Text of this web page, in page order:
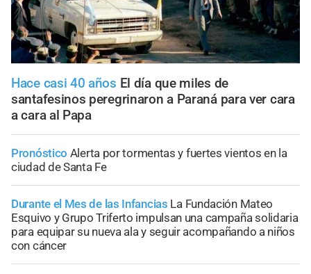
Hace casi 40 años El día que miles de
santafesinos peregrinaron a Paraná para ver cara
a cara al Papa
Pronóstico Alerta por tormentas y fuertes vientos en la
ciudad de Santa Fe
Durante el Mes de las Infancias La Fundación Mateo
Esquivo y Grupo Triferto impulsan una campaña solidaria
para equipar su nueva ala y seguir acompañando a niños
con cáncer